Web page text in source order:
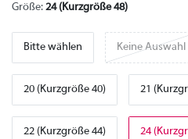
Größe: 24 (Kurzgröße 48)
Bitte wählen Keine Auswahl
20 (Kurzgröße 40) 21
22 (Kurzgröße 44) 24